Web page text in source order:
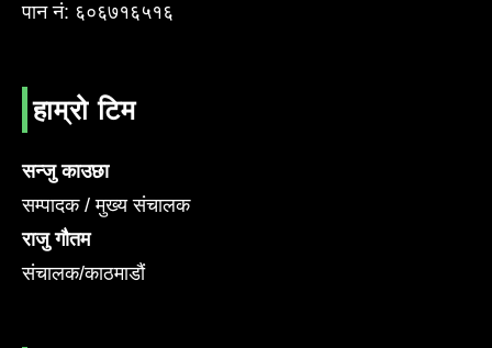
पान नं: ६०६७१६५१६
हाम्रो टिम
सन्जु काउछा
सम्पादक / मुख्य संचालक
राजु गौतम
संचालक/काठमाडौं